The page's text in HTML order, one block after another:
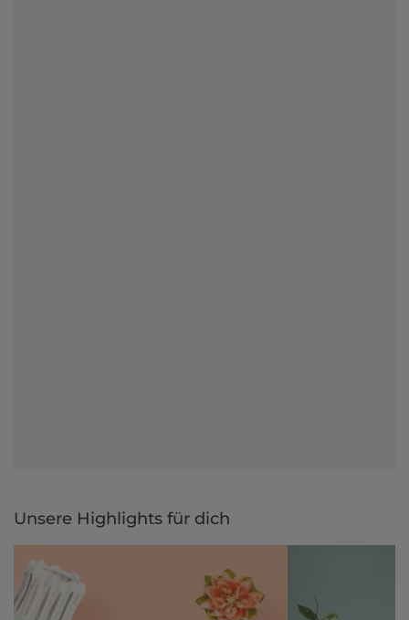
Unsere Highlights für dich